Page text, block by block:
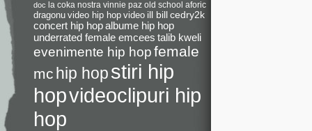
doc la coka nostra vinnie paz old school aforic
dragonu video hip hop video ill bill cedry2k
concert hip hopalbume hip hop
underrated female emcees talib kweli
evenimente hip hopfemale
mc hip hopstiri hip
hopvideoclipuri hip
hop